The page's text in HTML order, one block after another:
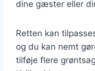
dine gæster eller
Retten kan
og du kan nemt
tilføje flere